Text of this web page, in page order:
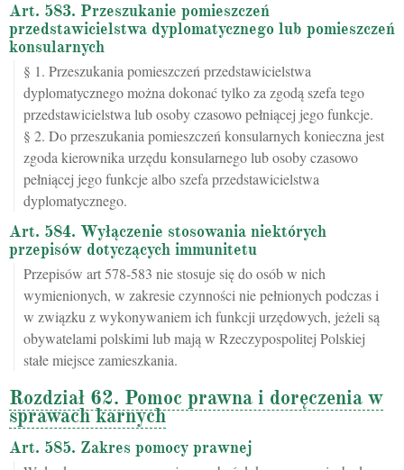
Art. 583. Przeszukanie pomieszczeń
przedstawicielstwa dyplomatycznego lub pomieszczeń
konsularnych
§ 1. Przeszukania pomieszczeń przedstawicielstwa
dyplomatycznego można dokonać tylko za zgodą szefa tego
przedstawicielstwa lub osoby czasowo pełniącej jego funkcje.
§ 2. Do przeszukania pomieszczeń konsularnych konieczna jest
zgoda kierownika urzędu konsularnego lub osoby czasowo
pełniącej jego funkcje albo szefa przedstawicielstwa
dyplomatycznego.
Art. 584. Wyłączenie stosowania niektórych
przepisów dotyczących immunitetu
Przepisów art 578-583 nie stosuje się do osób w nich
wymienionych, w zakresie czynności nie pełnionych podczas i
w związku z wykonywaniem ich funkcji urzędowych, jeżeli są
obywatelami polskimi lub mają w Rzeczypospolitej Polskiej
stałe miejsce zamieszkania.
Rozdział 62. Pomoc prawna i doręczenia w
sprawach karnych
Art. 585. Zakres pomocy prawnej